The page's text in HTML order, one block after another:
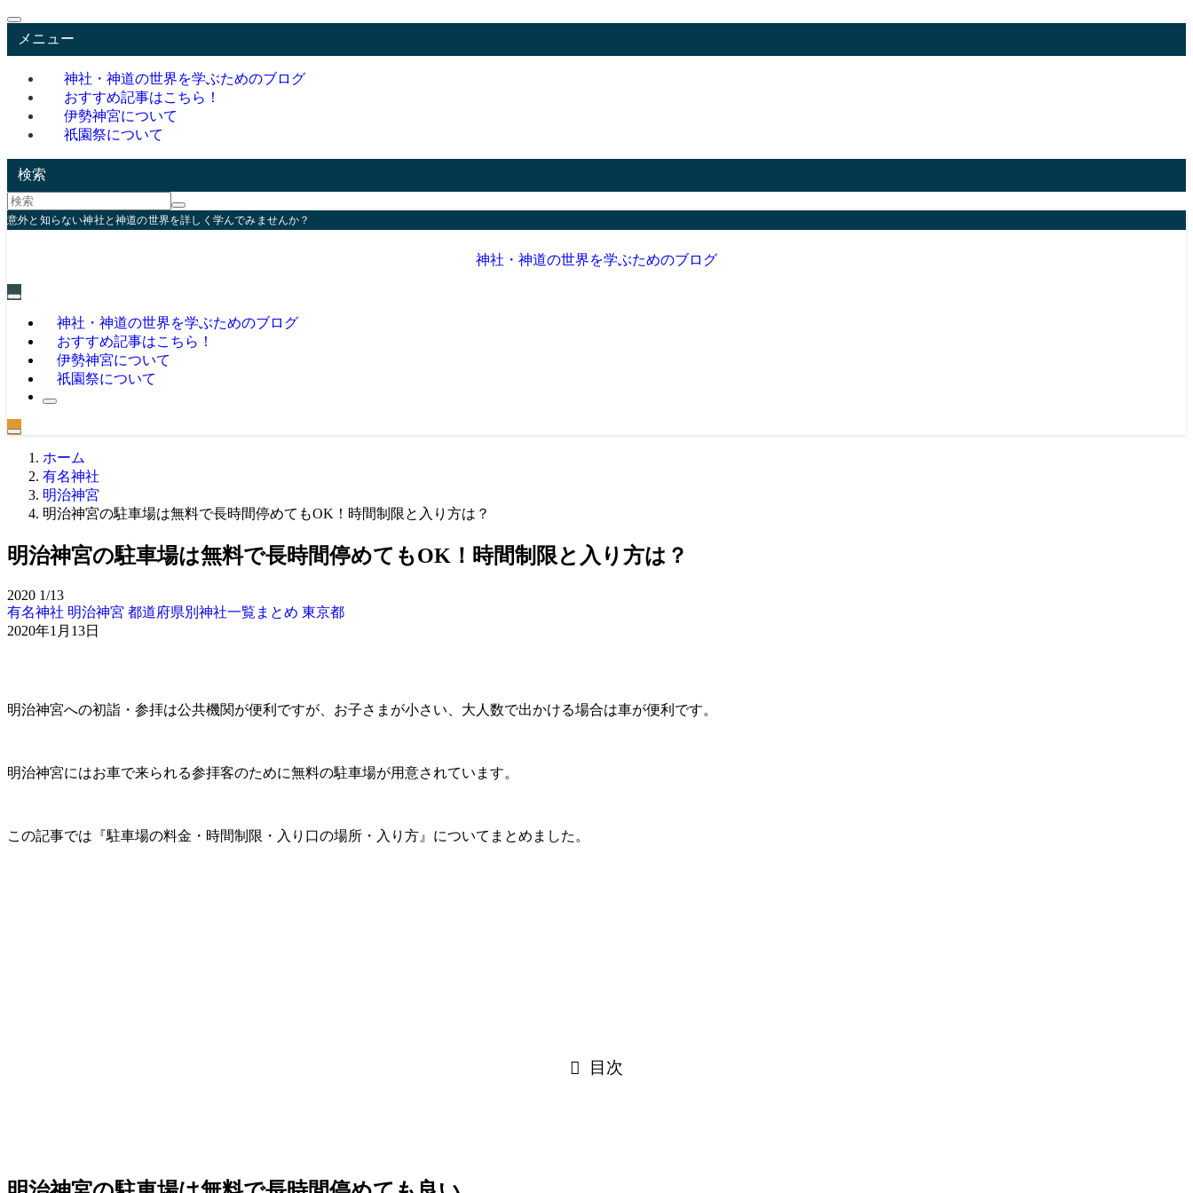
メニュー
神社・神道の世界を学ぶためのブログ
おすすめ記事はこちら！
伊勢神宮について
祇園祭について
検索
意外と知らない神社と神道の世界を詳しく学んでみませんか？
神社・神道の世界を学ぶためのブログ
神社・神道の世界を学ぶためのブログ
おすすめ記事はこちら！
伊勢神宮について
祇園祭について
ホーム
有名神社
明治神宮
明治神宮の駐車場は無料で長時間停めてもOK！時間制限と入り方は？
明治神宮の駐車場は無料で長時間停めてもOK！時間制限と入り方は？
2020 1/13
有名神社 明治神宮 都道府県別神社一覧まとめ 東京都
2020年1月13日
明治神宮への初詣・参拝は公共機関が便利ですが、お子さまが小さい、大人数で出かける場合は車が便利です。
明治神宮にはお車で来られる参拝客のために無料の駐車場が用意されています。
この記事では『駐車場の料金・時間制限・入り口の場所・入り方』についてまとめました。
目次